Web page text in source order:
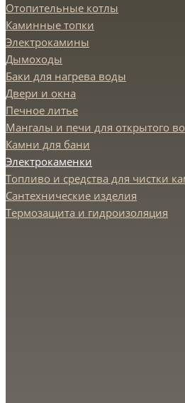
Отопительные котлы
Каминные топки
Электрокамины
Дымоходы
Баки для нагрева воды
Двери и окна
Печное литье
Мангалы и печи для открытого
Камни для бани
Электрокаменки
Топливо и средства для чистки
Сантехнические изделия
Термозащита и гидроизоляция